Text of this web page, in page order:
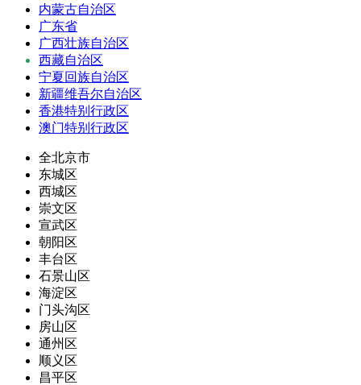
内蒙古自治区
广东省
广西壮族自治区
西藏自治区
宁夏回族自治区
新疆维吾尔自治区
香港特别行政区
澳门特别行政区
全北京市
东城区
西城区
崇文区
宣武区
朝阳区
丰台区
石景山区
海淀区
门头沟区
房山区
通州区
顺义区
昌平区